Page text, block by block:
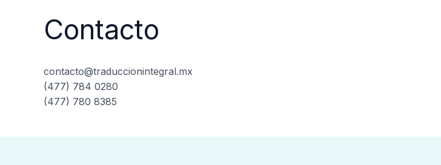
Contacto
contacto@traduccionintegral.mx
(477) 784 0280
(477) 780 8385